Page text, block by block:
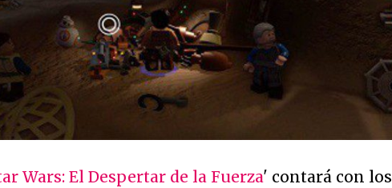
Wars: El Despertar de la Fuerza' contará con los